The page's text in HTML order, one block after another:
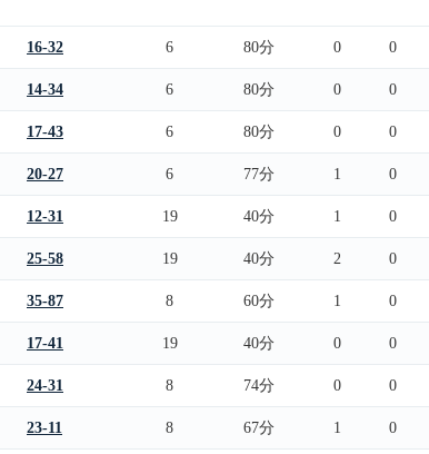
16-32 6 80分 0 0
14-34 6 80分 0 0
17-43 6 80分 0 0
20-27 6 77分 1 0
12-31 19 40分 1 0
25-58 19 40分 2 0
35-87 8 60分 1 0
17-41 19 40分 0 0
24-31 8 74分 0 0
23-11 8 67分 1 0